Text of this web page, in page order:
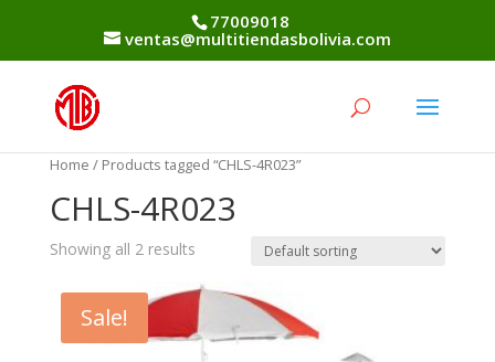
77009018
ventas@multitiendasbolivia.com
Home / Products tagged “CHLS-4R023”
CHLS-4R023
Showing all 2 results
Sale!